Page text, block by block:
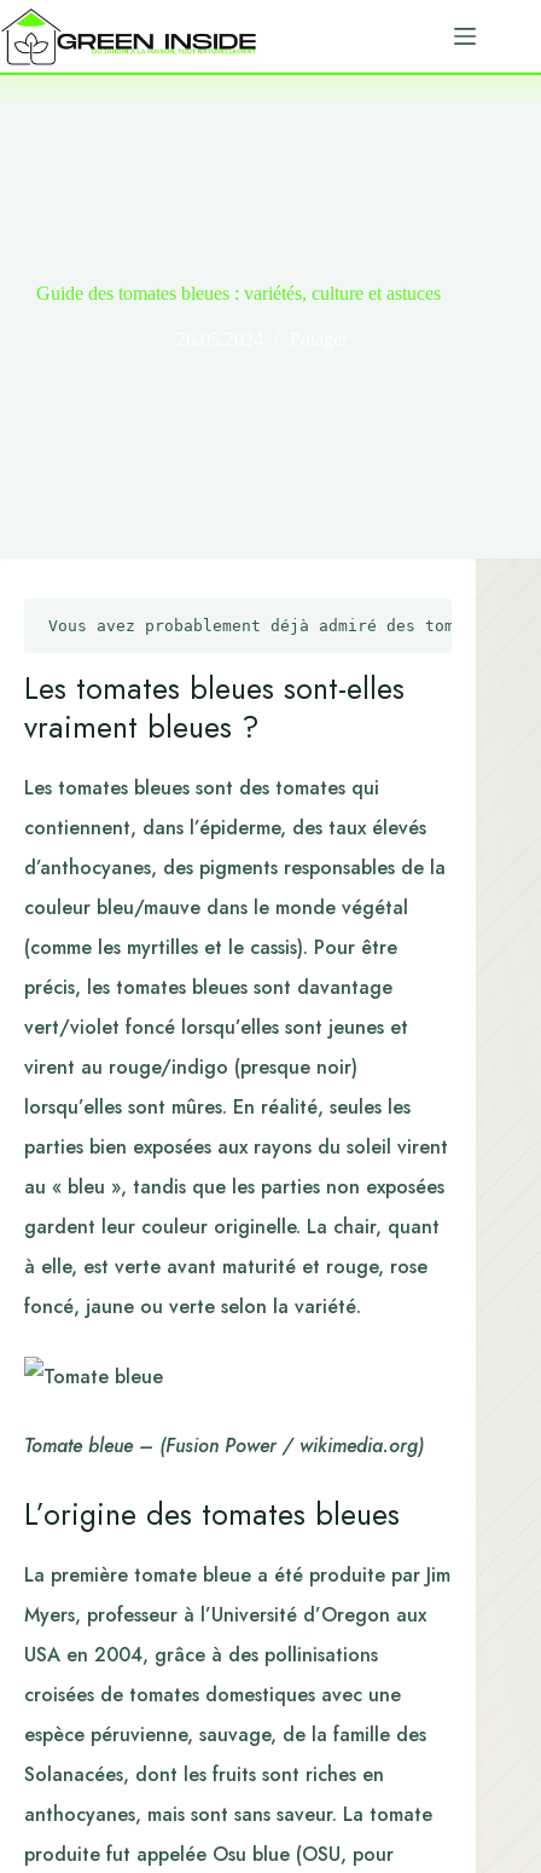
Passer
au
contenu
Guide des tomates bleues : variétés, culture et astuces
Les tomates bleues sont-elles
vraiment bleues ?
Les tomates bleues sont des tomates qui
contiennent, dans l’épiderme, des taux élevés
d’anthocyanes, des pigments responsables de la
couleur bleu/mauve dans le monde végétal
(comme les myrtilles et le cassis). Pour être
précis, les tomates bleues sont davantage
vert/violet foncé lorsqu’elles sont jeunes et
virent au rouge/indigo (presque noir)
lorsqu’elles sont mûres. En réalité, seules les
parties bien exposées aux rayons du soleil virent
au « bleu », tandis que les parties non exposées
gardent leur couleur originelle. La chair, quant
à elle, est verte avant maturité et rouge, rose
foncé, jaune ou verte selon la variété.
Tomate bleue – (Fusion Power / wikimedia.org)
L’origine des tomates bleues
La première tomate bleue a été produite par Jim
Myers, professeur à l’Université d’Oregon aux
USA en 2004, grâce à des pollinisations
croisées de tomates domestiques avec une
espèce péruvienne, sauvage, de la famille des
Solanacées, dont les fruits sont riches en
anthocyanes, mais sont sans saveur. La tomate
produite fut appelée Osu blue (OSU, pour